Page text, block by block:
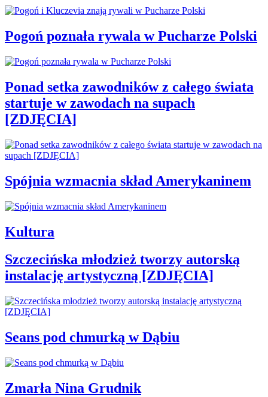
Pogoń poznała rywala w Pucharze Polski
Ponad setka zawodników z całego świata
startuje w zawodach na supach
[ZDJĘCIA]
Spójnia wzmacnia skład Amerykaninem
Kultura
Szczecińska młodzież tworzy autorską
instalację artystyczną [ZDJĘCIA]
Seans pod chmurką w Dąbiu
Zmarła Nina Grudnik